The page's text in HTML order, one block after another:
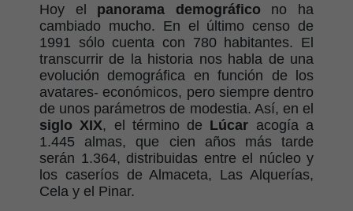
Hoy el panorama demográficono ha
cambiado mucho. En el último censo de
1991 sólo cuenta con 780 habitantes. El
transcurrir de la historia nos habla de una
evolución demográfica en función de los
avatares- económicos, pero siempre dentro
de unos parámetros de modestia. Así, en el
siglo XIX, el término de Lúcar acogía a
1.445 almas, que cien años más tarde
serán 1.364, distribuidas entre el núcleo y
los caseríos de Almaceta, Las Alquerías,
Cela y el Pinar.